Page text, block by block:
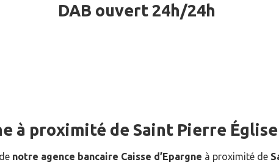
DAB ouvert 24h/24h
à proximité de Saint Pierre Église
notre agence bancaire Caisse d’Epargne à proximité de